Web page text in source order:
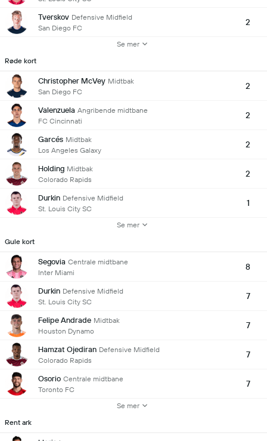
Tverskov Defensive Midfield
San Diego FC
2
Se mer
Røde kort
Christopher McVey Midtbak
San Diego FC
2
Valenzuela Angribende midtbane
FC Cincinnati
2
Garcés Midtbak
Los Angeles Galaxy
2
Holding Midtbak
Colorado Rapids
2
Durkin Defensive Midfield
St. Louis City SC
1
Se mer
Gule kort
Segovia Centrale midtbane
Inter Miami
8
Durkin Defensive Midfield
St. Louis City SC
7
Felipe Andrade Midtbak
Houston Dynamo
7
Hamzat Ojediran Defensive Midfield
Colorado Rapids
7
Osorio Centrale midtbane
Toronto FC
7
Se mer
Rent ark